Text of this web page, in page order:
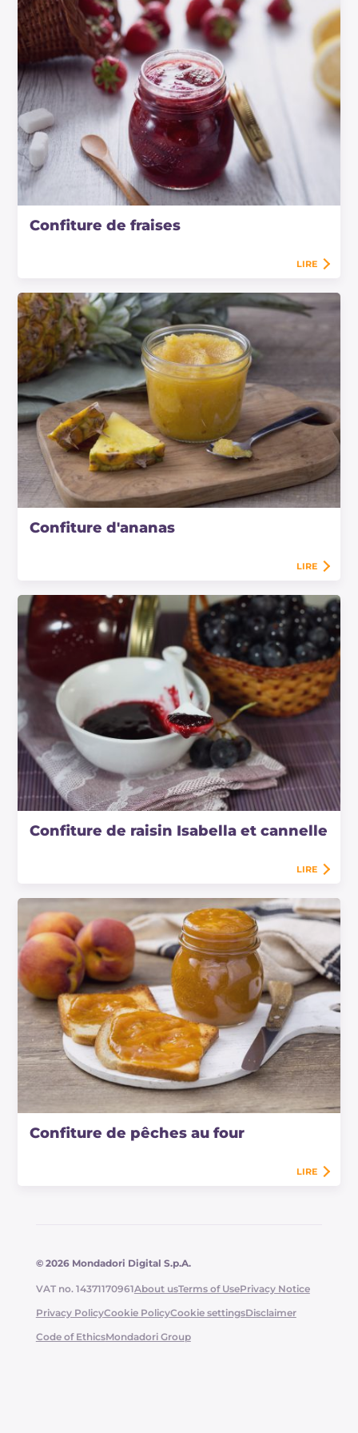
Confiture de fraises
LIRE
Confiture d'ananas
LIRE
Confiture de raisin Isabella et cannelle
LIRE
Confiture de pêches au four
LIRE
© 2026 Mondadori Digital S.p.A.
VAT no. 14371170961About usTerms of UsePrivacy Notice
Privacy PolicyCookie PolicyCookie settingsDisclaimer
Code of EthicsMondadori Group